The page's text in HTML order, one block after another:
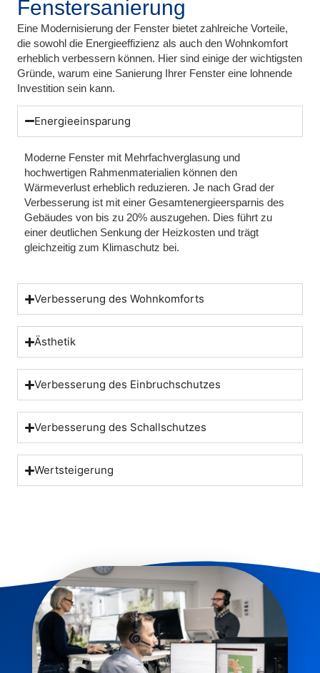
Fenstersanierung
Eine Modernisierung der Fenster bietet zahlreiche Vorteile,
die sowohl die Energieeffizienz als auch den Wohnkomfort
erheblich verbessern können. Hier sind einige der wichtigsten
Gründe, warum eine Sanierung Ihrer Fenster eine lohnende
Investition sein kann.
Energieeinsparung
Moderne Fenster mit Mehrfachverglasung und
hochwertigen Rahmenmaterialien können den
Wärmeverlust erheblich reduzieren. Je nach Grad der
Verbesserung ist mit einer Gesamtenergieersparnis des
Gebäudes von bis zu 20% auszugehen. Dies führt zu
einer deutlichen Senkung der Heizkosten und trägt
gleichzeitig zum Klimaschutz bei.
Verbesserung des Wohnkomforts
Ästhetik
Verbesserung des Einbruchschutzes
Verbesserung des Schallschutzes
Wertsteigerung